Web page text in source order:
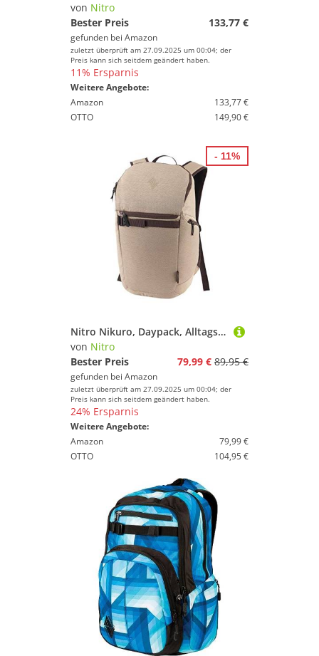
von Nitro
Bester Preis
133,77 €
gefunden bei Amazon
zuletzt überprüft am 27.09.2025 um 00:04; der
Preis kann sich seitdem geändert haben.
11% Ersparnis
Weitere Angebote:
Amazon
133,77 €
OTTO
149,90 €
Nitro Nikuro, Daypack, Alltagsrucksack, Schulrucksack, Sportrucksack, Laptopfach, 26 L, Almond
von Nitro
Bester Preis
79,99 € 89,95 €
gefunden bei Amazon
zuletzt überprüft am 27.09.2025 um 00:04; der
Preis kann sich seitdem geändert haben.
24% Ersparnis
Weitere Angebote:
Amazon
79,99 €
OTTO
104,95 €
- 11%